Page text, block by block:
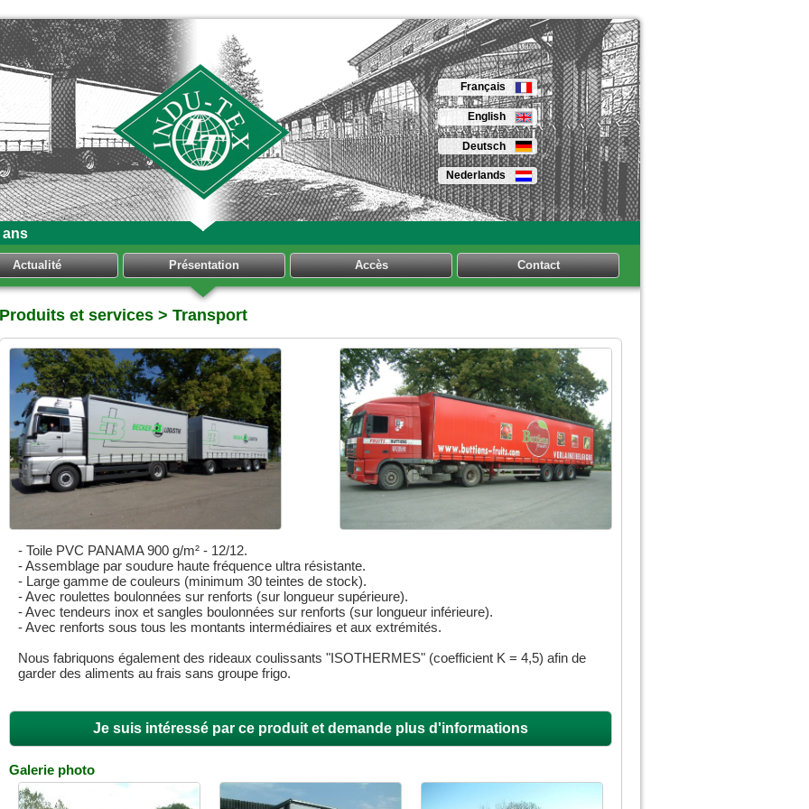
ans
Français
English
Deutsch
Nederlands
Actualité Présentation Accès Contact
Produits et services > Transport
- Toile PVC PANAMA 900 g/m² - 12/12.
- Assemblage par soudure haute fréquence ultra résistante.
- Large gamme de couleurs (minimum 30 teintes de stock).
- Avec roulettes boulonnées sur renforts (sur longueur supérieure).
- Avec tendeurs inox et sangles boulonnées sur renforts (sur longueur inférieure).
- Avec renforts sous tous les montants intermédiaires et aux extrémités.
Nous fabriquons également des rideaux coulissants "ISOTHERMES" (coefficient K = 4,5) afin de
garder des aliments au frais sans groupe frigo.
Je suis intéressé par ce produit et demande plus d'informations
Galerie photo